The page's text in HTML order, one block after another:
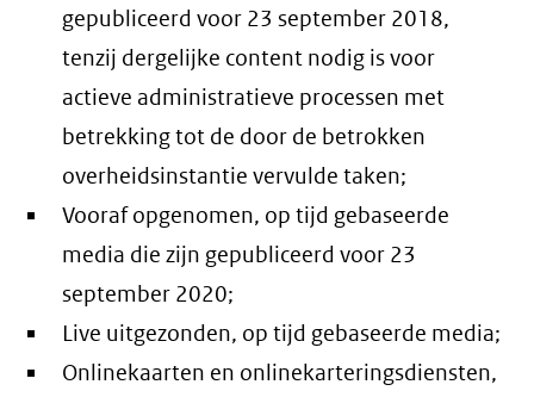
gepubliceerd voor 23 september 2018,
tenzij dergelijke content nodig is voor
actieve administratieve processen met
betrekking tot de door de betrokken
overheidsinstantie vervulde taken;
Vooraf opgenomen, op tijd gebaseerde
media die zijn gepubliceerd voor 23
september 2020;
Live uitgezonden, op tijd gebaseerde media;
Onlinekaarten en onlinekarteringsdiensten,